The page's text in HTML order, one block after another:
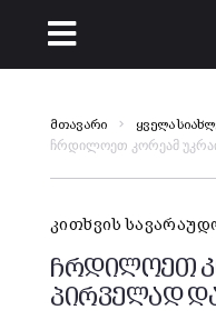
მთავარი ყველა
ჩრდილოეთ კორეამ
კითხვის
ჩრდილოეთ
პირველად